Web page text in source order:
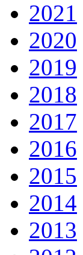
2021
2020
2019
2018
2017
2016
2015
2014
2013